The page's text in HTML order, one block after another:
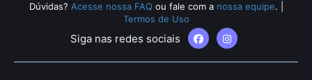
Dúvidas? Acesse nossa FAQ ou fale com a nossa equipe.
Termos de Uso
Siga nas redes sociais